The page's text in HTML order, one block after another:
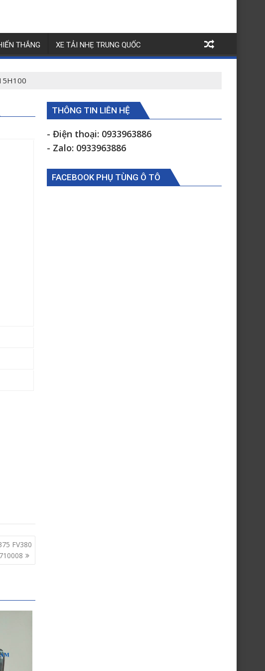
THẮNG XE TẢI NHẸ TRUNG QUỐC
FV380
THÔNG TIN LIÊN HỆ
- Điện thoại: 0933963886
- Zalo: 0933963886
FACEBOOK PHỤ TÙNG Ô TÔ